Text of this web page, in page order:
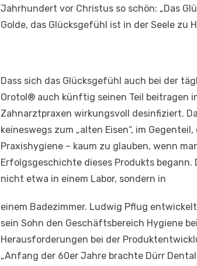
Jahrhundert vor Christus so schön: „Das
Golde, das Glücksgefühl ist in der Seele zu
Dass sich das Glücksgefühl auch bei der
Orotol® auch künftig seinen Teil beitragen
Zahnarztpraxen wirkungsvoll desinfiziert.
keineswegs zum „alten Eisen“, im
Praxishygiene – kaum zu glauben, wenn
Erfolgsgeschichte dieses Produkts
nicht etwa in einem Labor, sondern in
einem Badezimmer. Ludwig Pflug
sein Sohn den Geschäftsbereich Hygiene
Herausforderungen bei der
„Anfang der 60er Jahre brachte Dürr